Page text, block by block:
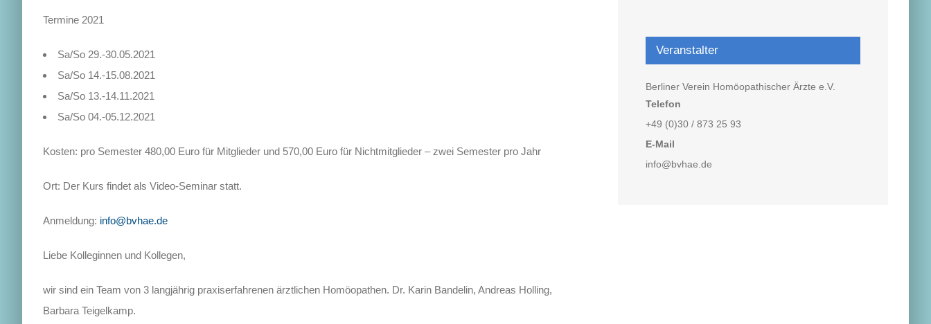
Termine 2021
Sa/So 29.-30.05.2021
Sa/So 14.-15.08.2021
Sa/So 13.-14.11.2021
Sa/So 04.-05.12.2021
Kosten: pro Semester 480,00 Euro für Mitglieder und 570,00 Euro für Nichtmitglieder – zwei Semester pro Jahr
Ort: Der Kurs findet als Video-Seminar statt.
Anmeldung: info@bvhae.de
Liebe Kolleginnen und Kollegen,
wir sind ein Team von 3 langjährig praxiserfahrenen ärztlichen Homöopathen. Dr. Karin Bandelin, Andreas Holling,
Barbara Teigelkamp.
Veranstalter
Berliner Verein Homöopathischer Ärzte e.V.
Telefon
+49 (0)30 / 873 25 93
E-Mail
info@bvhae.de